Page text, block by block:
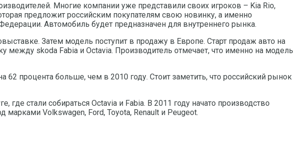
Многие компании уже представили своих игроков – Kia Rio,
предложит российским покупателям свою новинку, а именно
Автомобиль будет предназначен для внутреннего рынка.
Затем модель поступит в продажу в Европе. Старт продаж авто на
между skoda Fabia и Octavia. Производитель отмечает, что именно на модель
процента больше, чем в 2010 году. Стоит заметить, что российский рынок
стали собираться Octavia и Fabia. В 2011 году начато производство
Volkswagen, Ford, Toyota, Renault и Peugeot.